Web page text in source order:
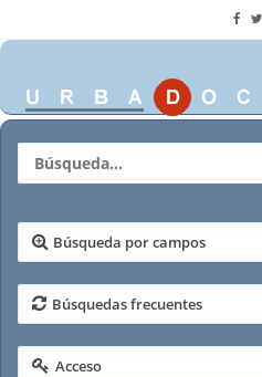
Búsqueda por campos
Búsquedas frecuentes
Acceso